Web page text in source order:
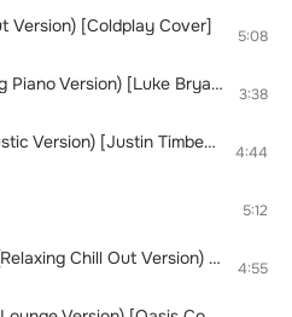
Version) [Coldplay Cover] 5:08
Play It Again (Relaxing Piano Version) [Luke Bryan Cover] 3:38
Mirrors (Chillout Acoustic Version) [Justin Timberlake Cover] 4:44
5:12
Born to Be My Baby (Relaxing Chill Out Version) [Bon Jovi Cover] 4:55